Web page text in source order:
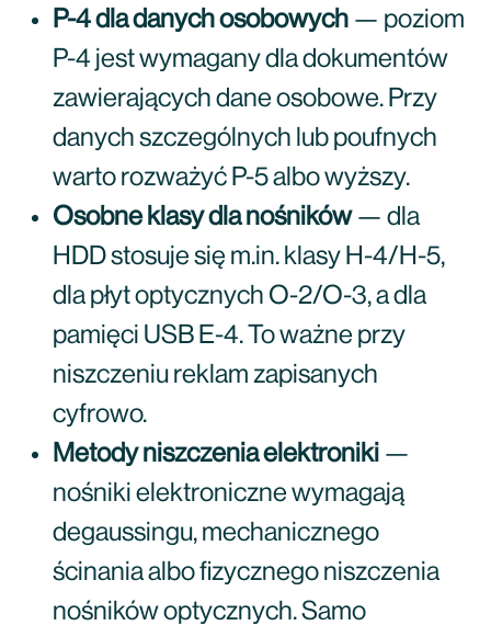
P-4 dla danych osobowych — poziom
P-4 jest wymagany dla dokumentów
zawierających dane osobowe. Przy
danych szczególnych lub poufnych
warto rozważyć P-5 albo wyższy.
Osobne klasy dla nośników— dla
HDD stosuje się m.in. klasy H-4/H-5,
dla płyt optycznych O-2/O-3, a dla
pamięci USB E-4. To ważne przy
niszczeniu reklam zapisanych
cyfrowo.
Metody niszczenia elektroniki —
nośniki elektroniczne wymagają
degaussingu, mechanicznego
ścinania albo fizycznego niszczenia
nośników optycznych. Samo